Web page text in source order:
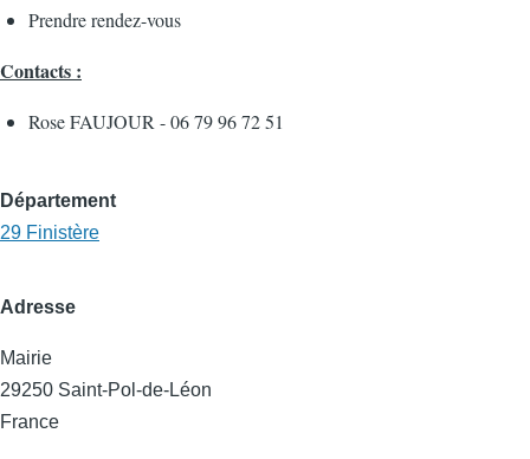
Prendre rendez-vous
Contacts :
Rose FAUJOUR - 06 79 96 72 51
Département
29 Finistère
Adresse
Mairie
29250 Saint-Pol-de-Léon
France